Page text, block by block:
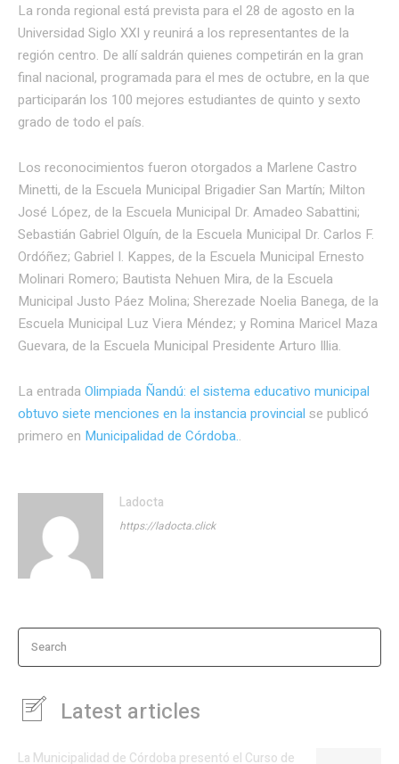
La ronda regional está prevista para el 28 de agosto en la
Universidad Siglo XXI y reunirá a los representantes de la
región centro. De allí saldrán quienes competirán en la gran
final nacional, programada para el mes de octubre, en la que
participarán los 100 mejores estudiantes de quinto y sexto
grado de todo el país.
Los reconocimientos fueron otorgados a Marlene Castro
Minetti, de la Escuela Municipal Brigadier San Martín; Milton
José López, de la Escuela Municipal Dr. Amadeo Sabattini;
Sebastián Gabriel Olguín, de la Escuela Municipal Dr. Carlos F.
Ordóñez; Gabriel I. Kappes, de la Escuela Municipal Ernesto
Molinari Romero; Bautista Nehuen Mira, de la Escuela
Municipal Justo Páez Molina; Sherezade Noelia Banega, de la
Escuela Municipal Luz Viera Méndez; y Romina Maricel Maza
Guevara, de la Escuela Municipal Presidente Arturo Illia.
La entrada Olimpiada Ñandú: el sistema educativo municipal
obtuvo siete menciones en la instancia provincial se publicó
primero en Municipalidad de Córdoba..
Ladocta
https://ladocta.click
Search
Latest articles
La Municipalidad de Córdoba presentó el Curso de